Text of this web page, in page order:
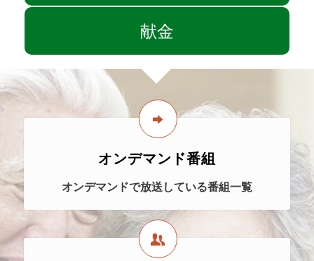
献金
オンデマンド番組
オンデマンドで放送している番組一覧